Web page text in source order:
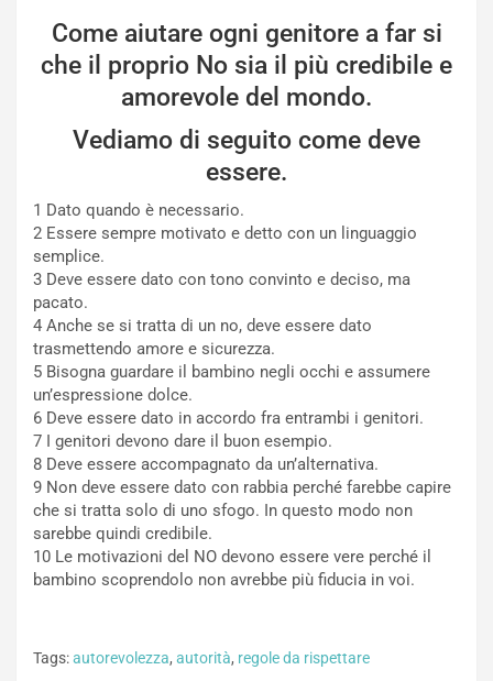
Come aiutare ogni genitore a far si
che il proprio No sia il più credibile e
amorevole del mondo.
Vediamo di seguito come deve
essere.
1 Dato quando è necessario.
2 Essere sempre motivato e detto con un linguaggio
semplice.
3 Deve essere dato con tono convinto e deciso, ma
pacato.
4 Anche se si tratta di un no, deve essere dato
trasmettendo amore e sicurezza.
5 Bisogna guardare il bambino negli occhi e assumere
un’espressione dolce.
6 Deve essere dato in accordo fra entrambi i genitori.
7 I genitori devono dare il buon esempio.
8 Deve essere accompagnato da un’alternativa.
9 Non deve essere dato con rabbia perché farebbe capire
che si tratta solo di uno sfogo. In questo modo non
sarebbe quindi credibile.
10 Le motivazioni del NO devono essere vere perché il
bambino scoprendolo non avrebbe più fiducia in voi.
Tags:autorevolezza, autorità, regole da rispettare